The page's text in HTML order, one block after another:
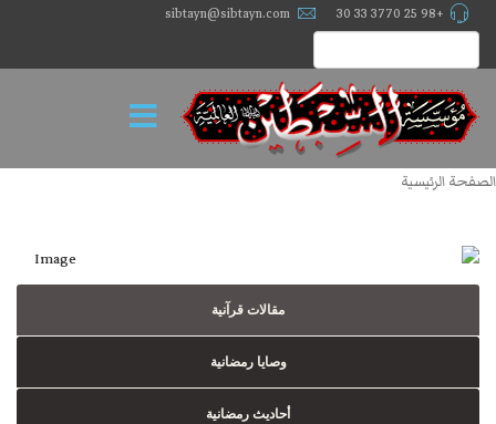
+98 25 3770 33 30
sibtayn@sibtayn.com
الصفحة الرئيسية
مقالات قرآنية
وصايا رمضانية
أحاديث رمضانية